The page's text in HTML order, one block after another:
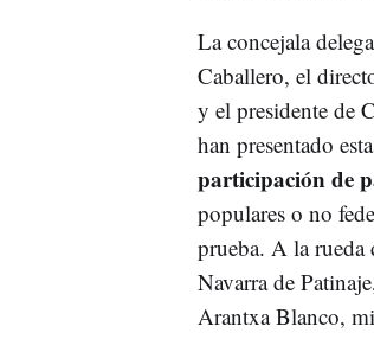
La concejala
Caballero, el
y el presidente de
han presentado
participación de
populares o no
prueba. A la rueda
Navarra de
Arantxa Blanco,